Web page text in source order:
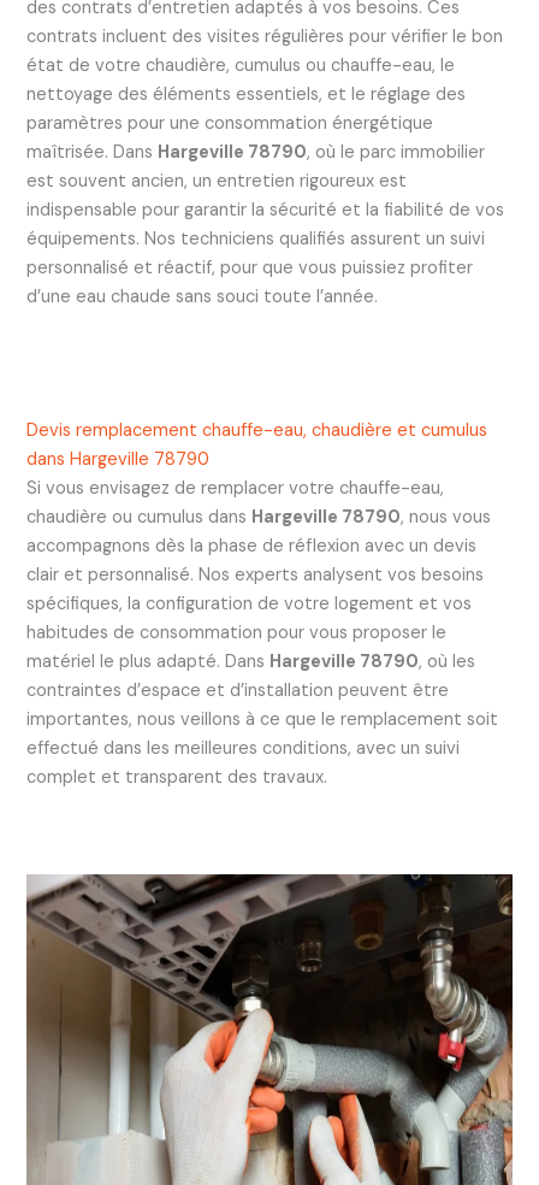
des contrats d’entretien adaptés à vos besoins. Ces
contrats incluent des visites régulières pour vérifier le bon
état de votre chaudière, cumulus ou chauffe-eau, le
nettoyage des éléments essentiels, et le réglage des
paramètres pour une consommation énergétique
maîtrisée. Dans Hargeville 78790, où le parc immobilier
est souvent ancien, un entretien rigoureux est
indispensable pour garantir la sécurité et la fiabilité de vos
équipements. Nos techniciens qualifiés assurent un suivi
personnalisé et réactif, pour que vous puissiez profiter
d’une eau chaude sans souci toute l’année.
Devis remplacement chauffe-eau, chaudière et cumulus
dans Hargeville 78790
Si vous envisagez de remplacer votre chauffe-eau,
chaudière ou cumulus dans Hargeville 78790, nous vous
accompagnons dès la phase de réflexion avec un devis
clair et personnalisé. Nos experts analysent vos besoins
spécifiques, la configuration de votre logement et vos
habitudes de consommation pour vous proposer le
matériel le plus adapté. Dans Hargeville 78790, où les
contraintes d’espace et d’installation peuvent être
importantes, nous veillons à ce que le remplacement soit
effectué dans les meilleures conditions, avec un suivi
complet et transparent des travaux.